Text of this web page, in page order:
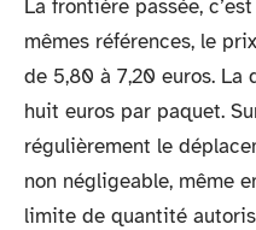
La frontière passée,
mêmes références, le
de 5,80 à 7,20 euros. La
huit euros par paquet.
régulièrement le
non négligeable, même
limite de quantité